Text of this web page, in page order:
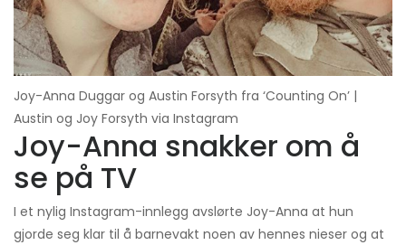
Joy-Anna Duggar og Austin Forsyth fra ‘Counting On’ |
Austin og Joy Forsyth via Instagram
Joy-Anna snakker om å
se på TV
I et nylig Instagram-innlegg avslørte Joy-Anna at hun
gjorde seg klar til å barnevakt noen av hennes nieser og at